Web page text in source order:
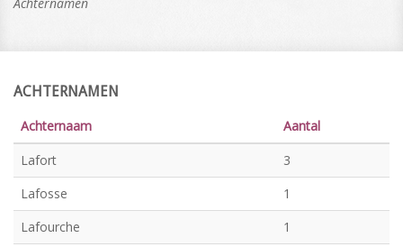
ACHTERNAMEN
Achternaam
Aantal
Lafort
3
Lafosse
1
Lafourche
1